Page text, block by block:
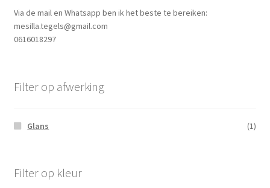
Via de mail en Whatsapp ben ik het beste te bereiken:
mesilla.tegels@gmail.com
0616018297
Filter op afwerking
Glans (1)
Filter op kleur